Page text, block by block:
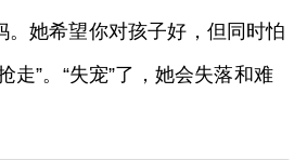
。她希望你对孩子好，但同时怕
走”。“失宠”了，她会失落和难